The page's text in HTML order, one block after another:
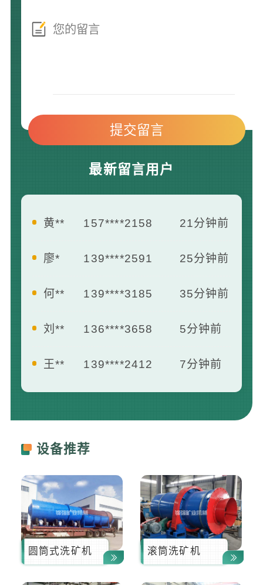
最新留言用户
黄** 157****2158 21分钟前
廖* 139****2591 25分钟前
何** 139****3185 35分钟前
刘** 136****3658 5分钟前
王** 139****2412 7分钟前
设备推荐
圆筒式洗矿机 滚筒洗矿机